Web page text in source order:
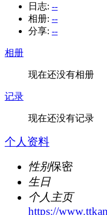
日志: --
相册: --
分享: --
相册
现在还没有相册
记录
现在还没有记录
个人资料
性别保密
生日
个人主页
https://